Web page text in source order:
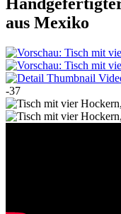
aus Mexiko
-37